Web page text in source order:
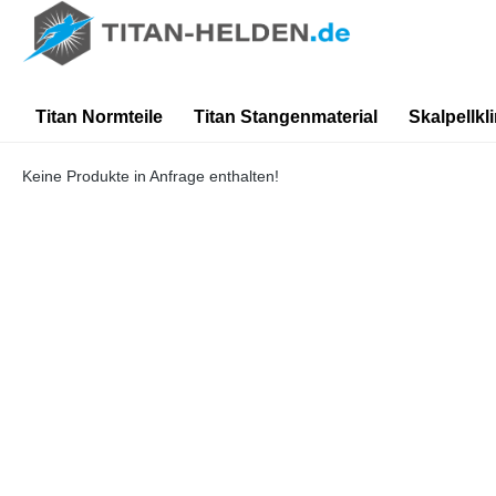
Zur Hauptnavigation springen
Titan Normteile Titan Stangenmaterial
Keine Produkte in Anfrage enthalten!